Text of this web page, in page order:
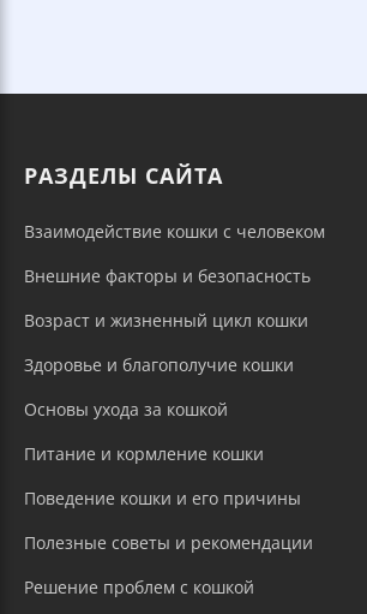
РАЗДЕЛЫ САЙТА
Взаимодействие кошки с человеком
Внешние факторы и безопасность
Возраст и жизненный цикл кошки
Здоровье и благополучие кошки
Основы ухода за кошкой
Питание и кормление кошки
Поведение кошки и его причины
Полезные советы и рекомендации
Решение проблем с кошкой